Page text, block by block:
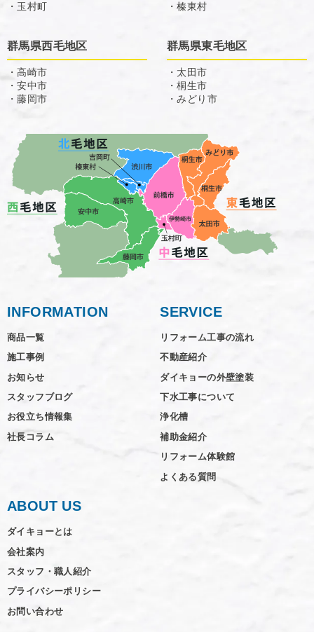
・玉村町
・榛東村
群馬県西毛地区
・高崎市
・安中市
・藤岡市
群馬県東毛地区
・太田市
・桐生市
・みどり市
INFORMATION
商品一覧
施工事例
お知らせ
スタッフブログ
お役立ち情報集
社長コラム
SERVICE
リフォーム工事の流れ
不動産紹介
ダイキョーの外壁塗装
下水工事について
浄化槽
補助金紹介
リフォーム体験館
よくある質問
ABOUT US
ダイキョーとは
会社案内
スタッフ・職人紹介
プライバシーポリシー
お問い合わせ